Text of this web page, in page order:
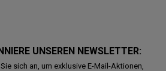
UNSEREN NEWSLETTER:
sich an, um exklusive E-Mail-Aktionen,